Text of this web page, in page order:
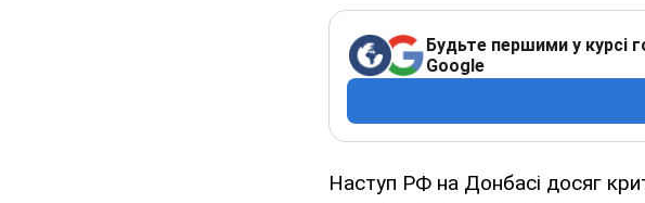
Будьте першими у курсі
Google
Наступ РФ на Донбасі досяг